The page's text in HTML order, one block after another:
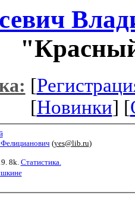
[
[Новинки] [
(yes@lib.ru)
8k. Статистика.